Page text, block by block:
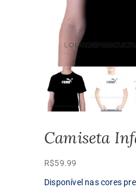
Camiseta
R$59.99
Disponível nas cores